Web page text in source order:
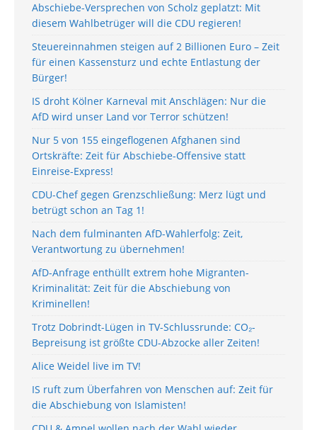
Abschiebe-Versprechen von Scholz geplatzt: Mit
diesem Wahlbetrüger will die CDU regieren!
Steuereinnahmen steigen auf 2 Billionen Euro – Zeit
für einen Kassensturz und echte Entlastung der
Bürger!
IS droht Kölner Karneval mit Anschlägen: Nur die
AfD wird unser Land vor Terror schützen!
Nur 5 von 155 eingeflogenen Afghanen sind
Ortskräfte: Zeit für Abschiebe-Offensive statt
Einreise-Express!
CDU-Chef gegen Grenzschließung: Merz lügt und
betrügt schon an Tag 1!
Nach dem fulminanten AfD-Wahlerfolg: Zeit,
Verantwortung zu übernehmen!
AfD-Anfrage enthüllt extrem hohe Migranten-
Kriminalität: Zeit für die Abschiebung von
Kriminellen!
Trotz Dobrindt-Lügen in TV-Schlussrunde: CO₂-
Bepreisung ist größte CDU-Abzocke aller Zeiten!
Alice Weidel live im TV!
IS ruft zum Überfahren von Menschen auf: Zeit für
die Abschiebung von Islamisten!